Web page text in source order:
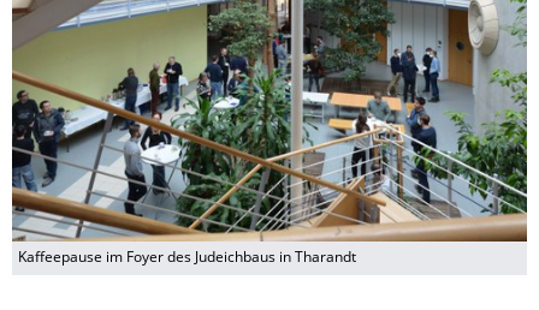
Kaffeepause im Foyer des Judeichbaus in Tharandt